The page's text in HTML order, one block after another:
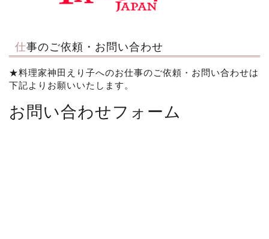
仕事のご依頼・お問い合わせ
★料理家神田えり子へのお仕事のご依頼・お問い合わせは
下記よりお願いいたします。
お問い合わせフォーム